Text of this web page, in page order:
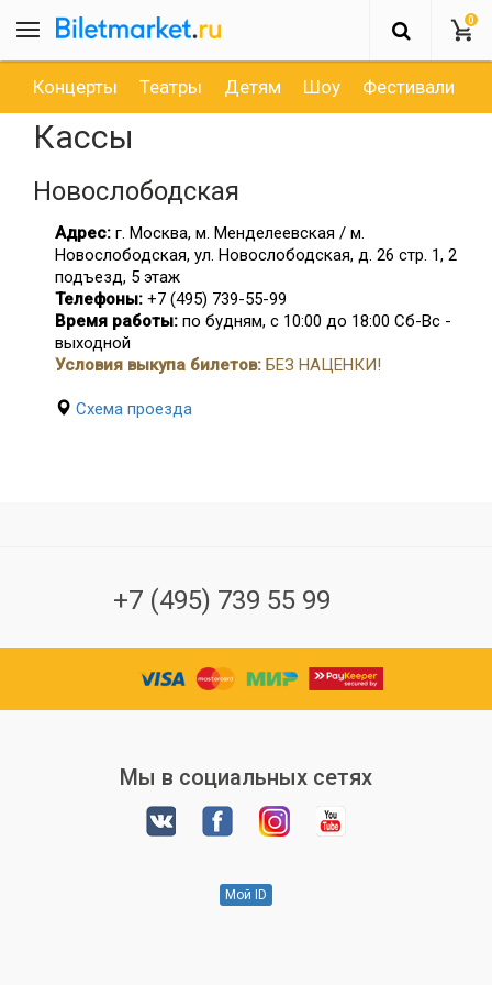
0
Концерты Театры Детям Шоу Фестивали
Кассы
Новослободская
Адрес: г. Москва, м. Менделеевская / м.
Новослободская, ул. Новослободская, д. 26 стр. 1, 2
подъезд, 5 этаж
Телефоны: +7 (495) 739-55-99
Время работы: по будням, с 10:00 до 18:00 Сб-Вс -
выходной
Условия выкупа билетов: БЕЗ НАЦЕНКИ!
Схема проезда
+7 (495) 739 55 99
Мы в социальных сетях
Мой ID